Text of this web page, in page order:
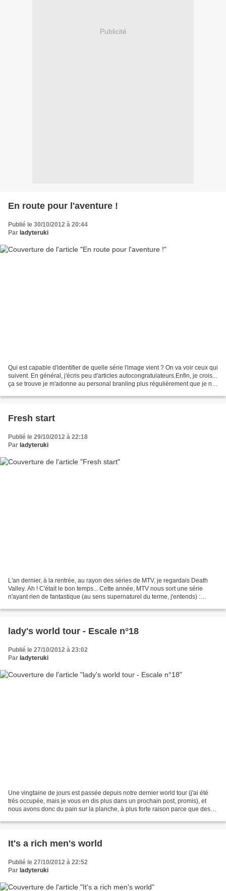
Publicité
En route pour l'aventure !
Publié le 30/10/2012 à 20:44
Par ladyteruki
Qui est capable d'identifier de quelle série l'image vient ? On va voir ceux qui
suivent. En général, j'écris peu d'articles autocongratulateurs.Enfin, je crois...
ça se trouve je m'adonne au personal branling plus régulièrement que je ne
Fresh start
Publié le 29/10/2012 à 22:18
Par ladyteruki
L'an dernier, à la rentrée, au rayon des séries de MTV, je regardais Death
Valley. Ah ! C'était le bon temps... Cette année, MTV nous sort une série
n'ayant rien de fantastique (au sens supernaturel du terme, j'entends) :
lady's world tour - Escale n°18
Publié le 27/10/2012 à 23:02
Par ladyteruki
Une vingtaine de jours est passée depuis notre dernier world tour (j'ai été
très occupée, mais je vous en dis plus dans un prochain post, promis), et
nous avons donc du pain sur la planche, à plus forte raison parce que des
It's a rich men's world
Publié le 27/10/2012 à 22:52
Par ladyteruki